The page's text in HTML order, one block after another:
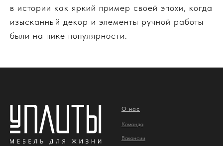
в истории как яркий пример своей эпохи, когда
изысканный декор и элементы ручной работы
были на пике популярности.
О нас
Команда
Вакансии